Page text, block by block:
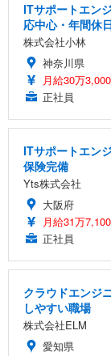
ITサポートエン
応中心・年間休
株式会社小林
神奈川県
月給30万
正社員
ITサポートエン
保険完備
Yts株式会社
大阪府
月給31万
正社員
クラウドエンジ
しやすい職場
株式会社ELM
愛知県